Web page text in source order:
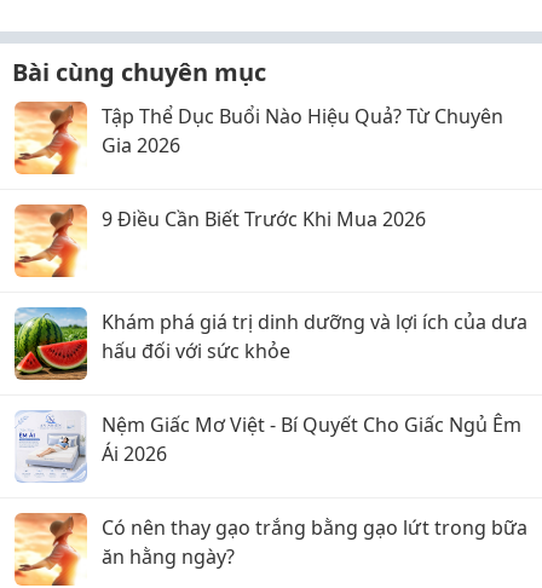
Bài cùng chuyên mục
Tập Thể Dục Buổi Nào Hiệu Quả? Từ Chuyên
Gia 2026
9 Điều Cần Biết Trước Khi Mua 2026
Khám phá giá trị dinh dưỡng và lợi ích của dưa
hấu đối với sức khỏe
Nệm Giấc Mơ Việt - Bí Quyết Cho Giấc Ngủ Êm
Ái 2026
Có nên thay gạo trắng bằng gạo lứt trong bữa
ăn hằng ngày?